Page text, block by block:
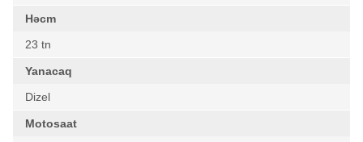
Həcm
23 tn
Yanacaq
Dizel
Motosaat